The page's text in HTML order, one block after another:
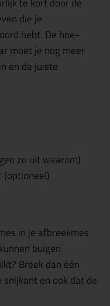
die je
hebt. De hoe-
moet je nog meer
en de juiste
zo uit waarom)
(optioneel)
in je afbreekmes
buigen.
Breek dan één
en ook dat de